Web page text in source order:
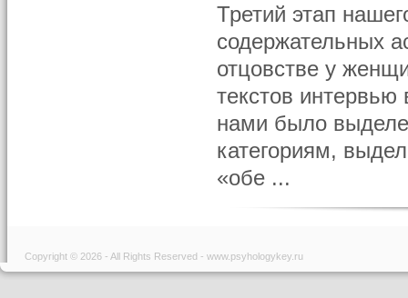
Третий этап
содержательных
отцовстве у
текстов
нами было
категориям,
«обе ...
Copyright © 2026 - All Rights Reserved - www.psyhologykey.ru